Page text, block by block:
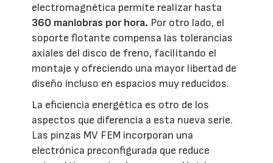
electromagnética permite realizar hasta
360 maniobras por hora. Por otro lado, el
soporte flotante compensa las tolerancias
axiales del disco de freno, facilitando el
montaje y ofreciendo una mayor libertad de
diseño incluso en espacios muy reducidos.
La eficiencia energética es otro de los
aspectos que diferencia a esta nueva serie.
Las pinzas MV FEM incorporan una
electrónica preconfigurada que reduce